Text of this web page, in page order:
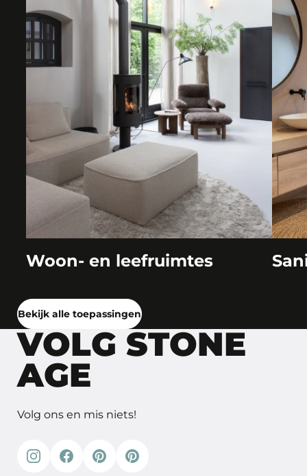
Woon- en leefruimtes
Bekijk alle toepassingen
VOLG STONE
AGE
Volg ons en mis niets!